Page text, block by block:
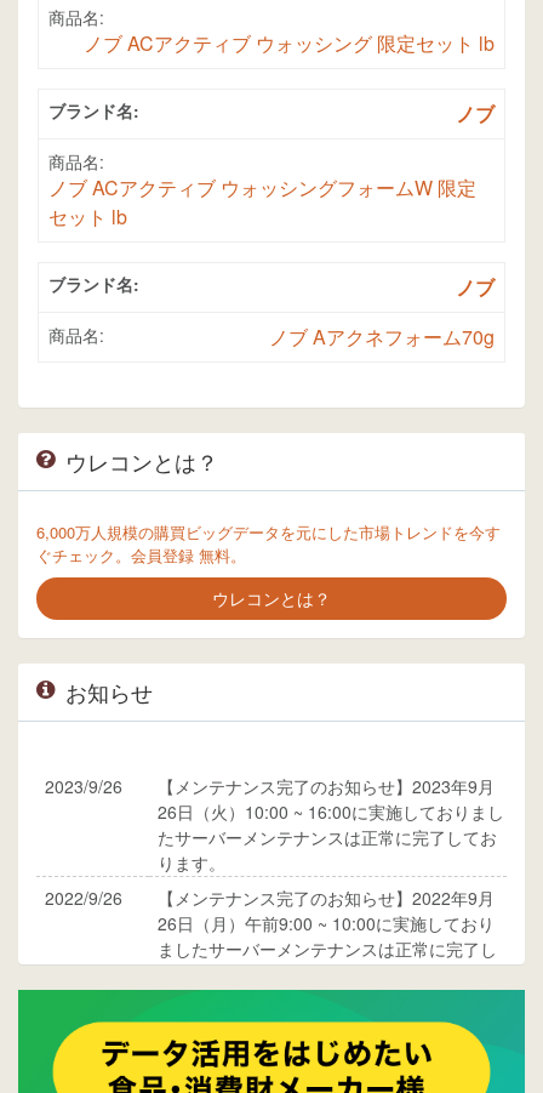
商品名:
ノブ ACアクティブ ウォッシング 限定セット lb
ブランド名: ノブ
商品名:
ノブ ACアクティブ ウォッシングフォームW 限定
セット lb
ブランド名: ノブ
商品名: ノブ Aアクネフォーム70g
ウレコンとは？
6,000万人規模の購買ビッグデータを元にした市場トレンドを今す
ぐチェック。会員登録 無料。
ウレコンとは？
お知らせ
2023/9/26
【メンテナンス完了のお知らせ】2023年9月
26日（火）10:00 ~ 16:00に実施しておりまし
たサーバーメンテナンスは正常に完了してお
ります。
2022/9/26
【メンテナンス完了のお知らせ】2022年9月
26日（月）午前9:00 ~ 10:00に実施しており
ましたサーバーメンテナンスは正常に完了し
ご覧ください。
2015/10/19
ウレコンのサイト機能を大幅バージョンアッ